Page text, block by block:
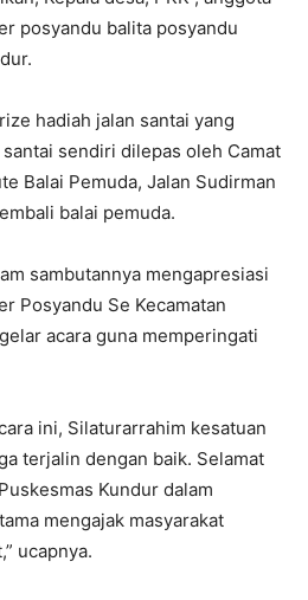
posyandu balita posyandu
hadiah jalan santai yang
sendiri dilepas oleh Camat
Balai Pemuda, Jalan Sudirman
balai pemuda.
sambutannya mengapresiasi
Posyandu Se Kecamatan
acara guna memperingati
ini, Silaturarrahim kesatuan
terjalin dengan baik. ‎Selamat
Kundur dalam
mengajak masyarakat
ucapnya.